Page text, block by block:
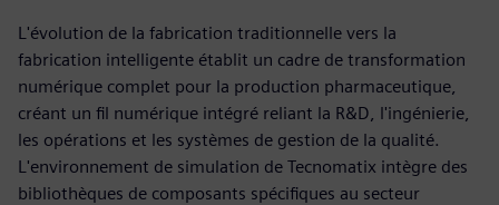
L'évolution de la fabrication traditionnelle vers la
fabrication intelligente établit un cadre de transformation
numérique complet pour la production pharmaceutique,
créant un fil numérique intégré reliant la R&D, l'ingénierie,
les opérations et les systèmes de gestion de la qualité.
L'environnement de simulation de Tecnomatix intègre des
bibliothèques de composants spécifiques au secteur